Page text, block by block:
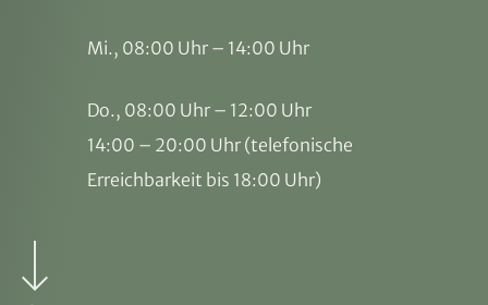
Mi., 08:00 Uhr – 14:00 Uhr
Do., 08:00 Uhr – 12:00 Uhr
14:00 – 20:00 Uhr (telefonische
Erreichbarkeit bis 18:00 Uhr)